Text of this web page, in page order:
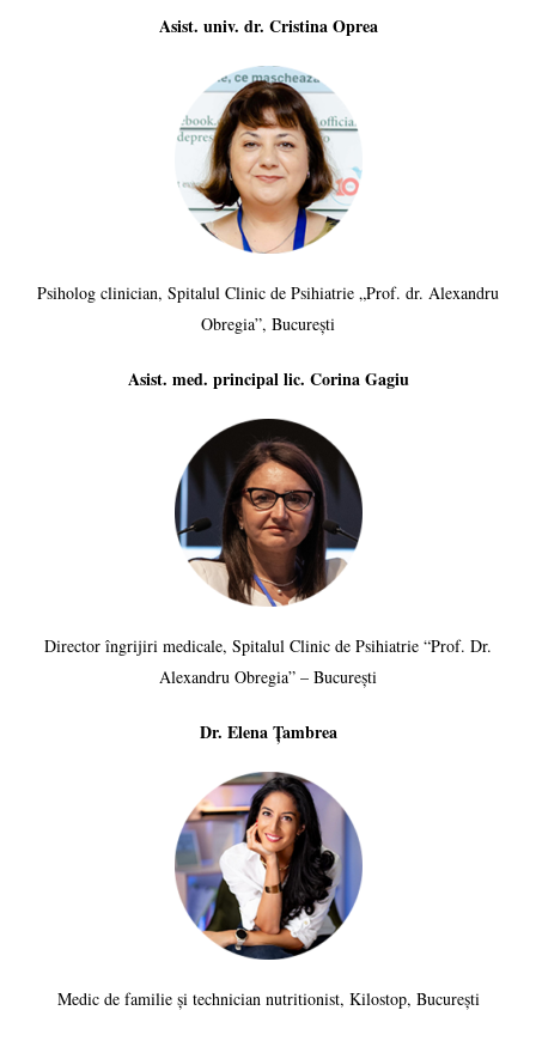
Asist. univ. dr. Cristina Oprea
Psiholog clinician, Spitalul Clinic de Psihiatrie „Prof. dr. Alexandru
Obregia”, București
Asist. med. principal lic. Corina Gagiu
Director îngrijiri medicale, Spitalul Clinic de Psihiatrie “Prof. Dr.
Alexandru Obregia” – București
Dr. Elena Țambrea
Medic de familie și technician nutritionist, Kilostop, București